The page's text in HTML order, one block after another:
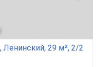
Ленинский, 29 м², 2/2